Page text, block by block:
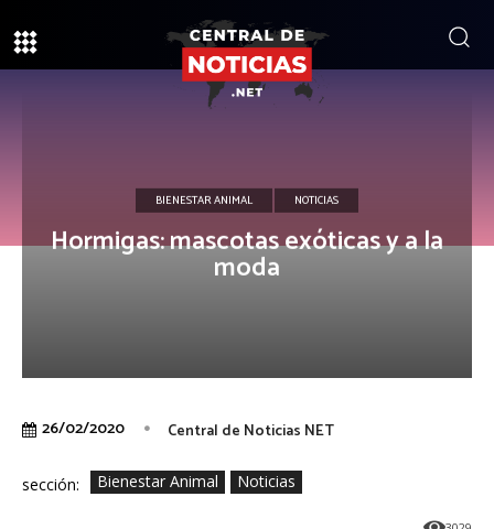
BIENESTAR ANIMAL NOTICIAS
Hormigas: mascotas exóticas y a la
moda
26/02/2020 Central de Noticias NET
sección: Bienestar Animal Noticias